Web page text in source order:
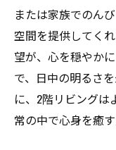
または家族でのん
空間を提供してく
望が、心を穏やか
で、日中の明るさ
に、2階リビングは
常の中で心身を癒